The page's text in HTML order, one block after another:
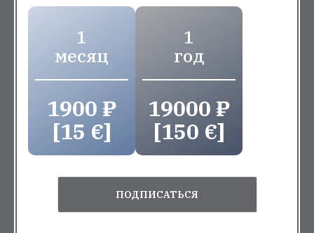
1
месяц
1900 ₽
[15 €]
1
год
19000 ₽
[150 €]
ПОДПИСАТЬСЯ